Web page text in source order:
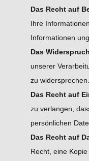
Das Recht auf
Ihre
Informationen
Das
unserer
zu widersprechen.
Das Recht auf
zu verlangen,
persönlichen
Das Recht auf
Recht, eine